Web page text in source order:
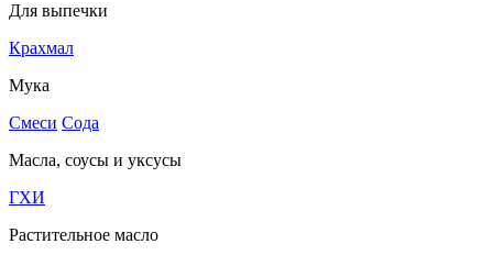
Для выпечки
Крахмал
Мука
Смеси Сода
Масла, соусы и уксусы
ГХИ
Растительное масло